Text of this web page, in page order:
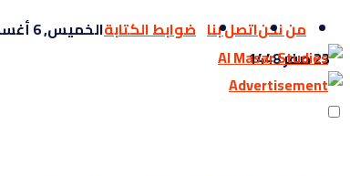
من نحناتصل بنا ضوابط الكتابةالخميس, 6 أغسطس 2026
23 صفر 1448